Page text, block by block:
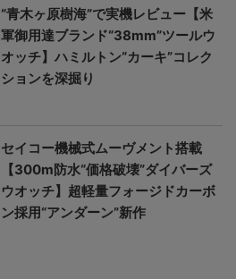
“青木ヶ原樹海”で実機レビュー【米
軍御用達ブランド“38mm”ツールウ
オッチ】ハミルトン“カーキ”コレク
ションを深掘り
セイコー機械式ムーヴメント搭載
【300m防水“価格破壊”ダイバーズ
ウオッチ】超軽量フォージドカーボ
ン採用“アンダーン”新作